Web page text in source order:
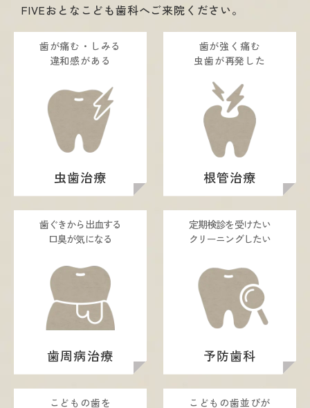
FIVEおとなこども歯科へご来院ください。
歯が痛む・しみる
違和感がある
虫歯治療
歯が強く痛む
虫歯が再発した
根管治療
歯ぐきから出血する
口臭が気になる
歯周病治療
定期検診を受けたい
クリーニングしたい
予防歯科
こどもの歯を こどもの歯並びが